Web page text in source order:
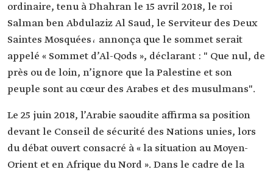
ordinaire, tenu à Dhahran le 15 avril 2018, le roi
Salman ben Abdulaziz Al Saud, le Serviteur des Deux
Saintes Mosquées، annonça que le sommet serait
appelé « Sommet d’Al-Qods », déclarant : " Que nul, de
près ou de loin, n’ignore que la Palestine et son
peuple sont au cœur des Arabes et des musulmans".
Le 25 juin 2018, l’Arabie saoudite affirma sa position
devant le Conseil de sécurité des Nations unies, lors
du débat ouvert consacré à « la situation au Moyen-
Orient et en Afrique du Nord ». Dans le cadre de la